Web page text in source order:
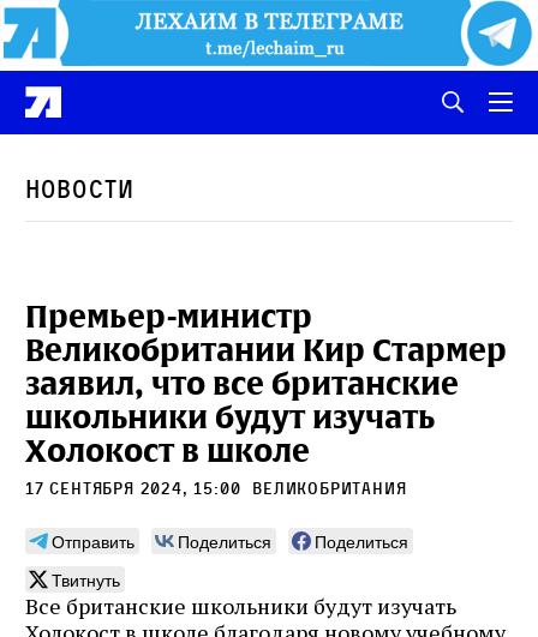
Новости
Премьер-министр
Великобритании Кир Стармер
заявил, что все британские
школьники будут изучать
Холокост в школе
17 сентября 2024, 15:00 Великобритания
Отправить Поделиться
Поделиться
Твитнуть
Все британские школьники будут изучать